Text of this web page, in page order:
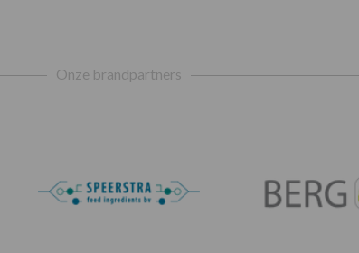
Onze brandpartners